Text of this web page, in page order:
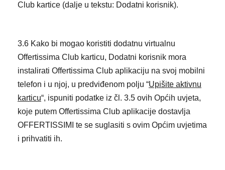
Club kartice (dalje u tekstu: Dodatni korisnik).
3.6 Kako bi mogao koristiti dodatnu virtualnu
Offertissima Club karticu, Dodatni korisnik mora
instalirati Offertissima Club aplikaciju na svoj mobilni
telefon i u njoj, u predviđenom polju “Upišite aktivnu
karticu“, ispuniti podatke iz čl. 3.5 ovih Općih uvjeta,
koje putem Offertissima Club aplikacije dostavlja
OFFERTISSIMI te se suglasiti s ovim Općim uvjetima
i prihvatiti ih.